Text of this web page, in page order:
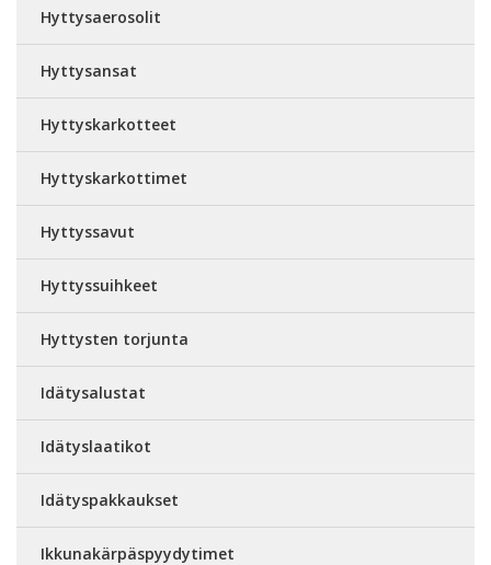
Hyttysaerosolit
Hyttysansat
Hyttyskarkotteet
Hyttyskarkottimet
Hyttyssavut
Hyttyssuihkeet
Hyttysten torjunta
Idätysalustat
Idätyslaatikot
Idätyspakkaukset
Ikkunakärpäspyydytimet